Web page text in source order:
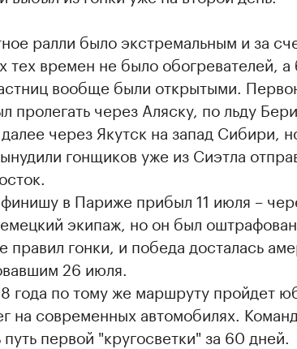
ралли было экстремальным и за
тех времен не было обогревателей,
вообще были открытыми.
пролегать через Аляску, по льду
через Якутск на запад Сибири,
гонщиков уже из Сиэтла
в Париже прибыл 11 июля –
экипаж, но он был
правил гонки, и победа досталась
26 июля.
года по тому же маршруту пройдет
на современных автомобилях.
путь первой "кругосветки" за 60 дней.